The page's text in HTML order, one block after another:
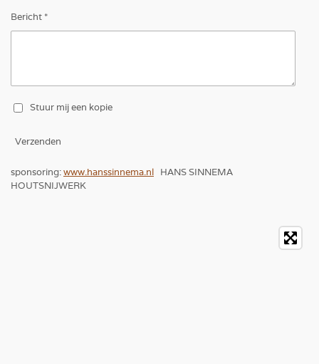
Bericht *
Stuur mij een kopie
Verzenden
sponsoring:www.hanssinnema.nl HANS SINNEMA
HOUTSNIJWERK